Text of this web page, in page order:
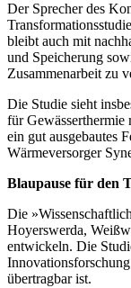
Der Sprecher des
bleibt auch mit
und Speicherung
Zusammenarbeit zu
Die Studie sieht
für Gewässerthermie
ein gut ausgebautes
Wärmeversorger
Blaupause für den
Die
Hoyerswerda,
entwickeln. Die
übertragbar ist.